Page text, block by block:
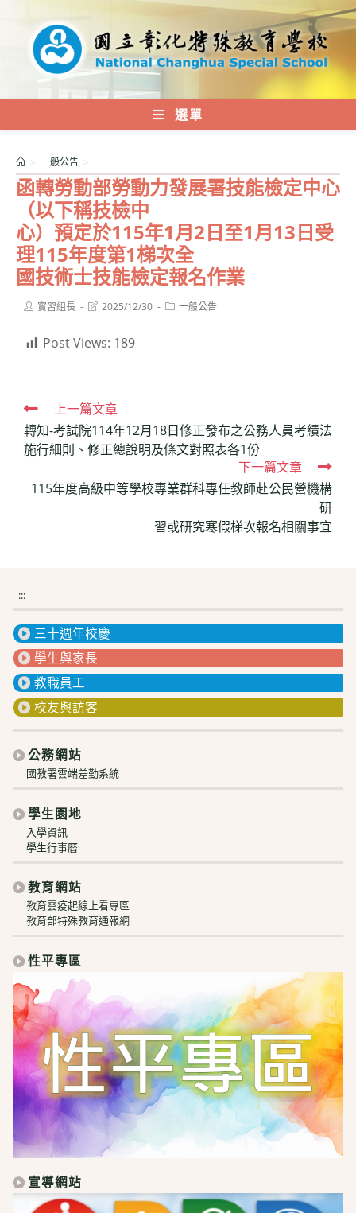
內
選單
函轉勞動部勞動力發展署技能檢定中心
（以下稱技檢中
心）預定於115年1月2日至1月13日受
理115年度第1梯次全
國技術士技能檢定報名作業
> 一般公告 >
Post實習組長
Post2025/12/30
Post一般公告
Post Views: 189
Read
more
articles
上一篇文章
轉知-考試院114年12月18日修正發布之公務人員考績法
施行細則、修正總說明及條文對照表各1份
下一篇文章
115年度高級中等學校專業群科專任教師赴公民營機構
研
習或研究寒假梯次報名相關事宜
:::
三十週年校慶
學生與家長
教職員工
校友與訪客
公務網站
國教署雲端差勤系統
學生園地
入學資訊
學生行事曆
教育網站
教育雲疫起線上看專區
教育部特殊教育通報網
性平專區
宣導網站